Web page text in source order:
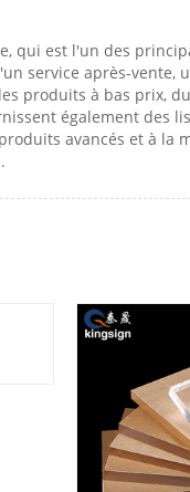
qui est l'un des
après-vente,
produits à bas prix,
également des
avancés et à la